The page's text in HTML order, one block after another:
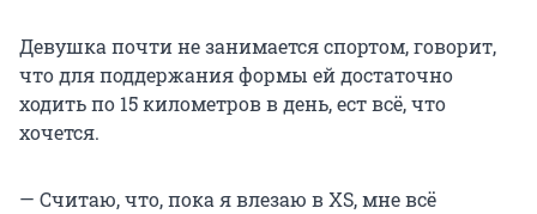
Девушка почти не занимается спортом, говорит,
что для поддержания формы ей достаточно
ходить по 15 километров в день, ест всё, что
хочется.
— Считаю, что, пока я влезаю в XS, мне всё